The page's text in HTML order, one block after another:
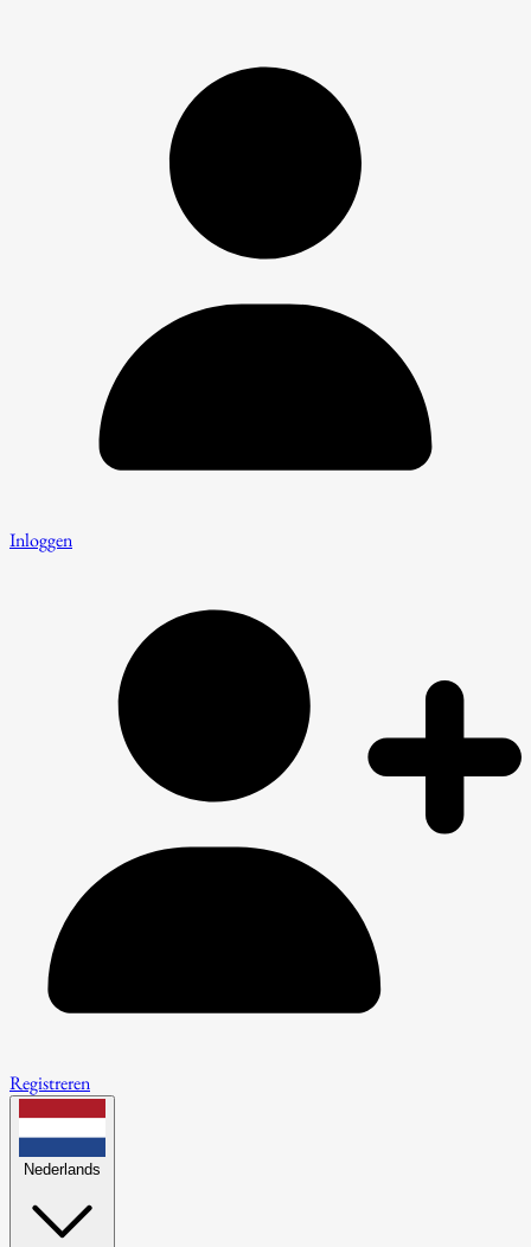
Inloggen
Registreren
Nederlands